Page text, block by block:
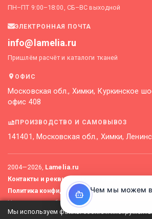
ПН–ПТ 9:00–18:00, СБ–ВС выходной
ЭЛЕКТРОННАЯ ПОЧТА
info@lamelia.ru
Пришлём расчёт и каталоги тканей
ОФИС
Московская обл., Химки, Куркинское
офис 408
ПРОИЗВОДСТВО И САМОВЫВОЗ
141401, Московская обл., Химки,
2004—2026, Lamelia.ru
Контакты и реквизиты
Политика конфиденциальности
Не является публичной офертой. Актуальные
у менеджеров.
Мы используем файлы cookie и инструменты
Чем мы можем